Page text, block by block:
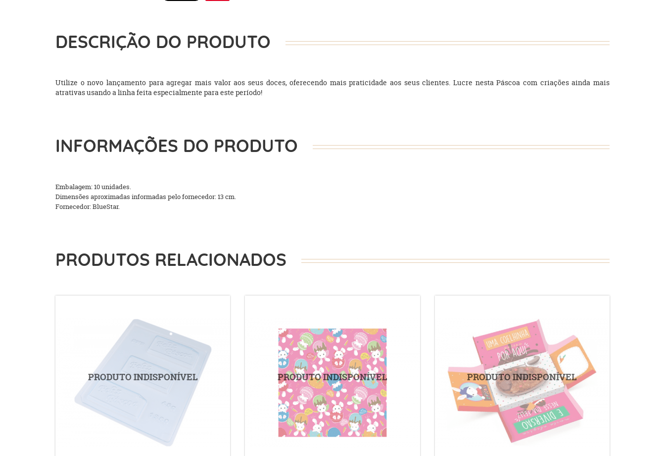
DESCRIÇÃO DO PRODUTO
Utilize o novo lançamento para agregar mais valor aos seus doces, oferecendo mais praticidade aos seus clientes. Lucre nesta Páscoa com criações ainda mais
atrativas usando a linha feita especialmente para este período!
INFORMAÇÕES DO PRODUTO
Embalagem: 10 unidades.
Dimensões aproximadas informadas pelo fornecedor: 13 cm.
Fornecedor: BlueStar.
PRODUTOS RELACIONADOS